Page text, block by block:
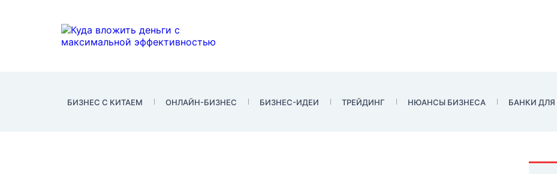
БИЗНЕС С КИТАЕМ ОНЛАЙН-БИЗНЕС БИЗНЕС-ИДЕИ ТРЕЙДИНГ НЮАНСЫ БИЗНЕСА БАНКИ